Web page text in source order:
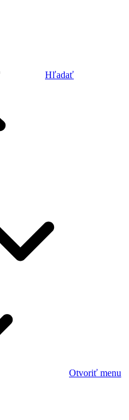
Hľadať
Otvoriť menu